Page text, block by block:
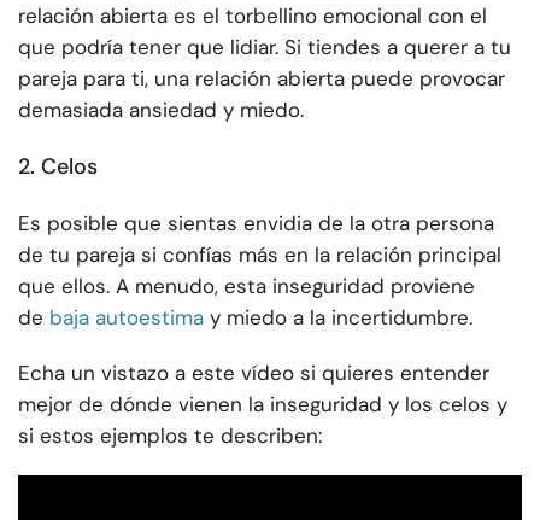
relación abierta es el torbellino emocional con el
que podría tener que lidiar. Si tiendes a querer a tu
pareja para ti, una relación abierta puede provocar
demasiada ansiedad y miedo.
2. Celos
Es posible que sientas envidia de la otra persona
de tu pareja si confías más en la relación principal
que ellos. A menudo, esta inseguridad proviene
de baja autoestima y miedo a la incertidumbre.
Echa un vistazo a este vídeo si quieres entender
mejor de dónde vienen la inseguridad y los celos y
si estos ejemplos te describen: